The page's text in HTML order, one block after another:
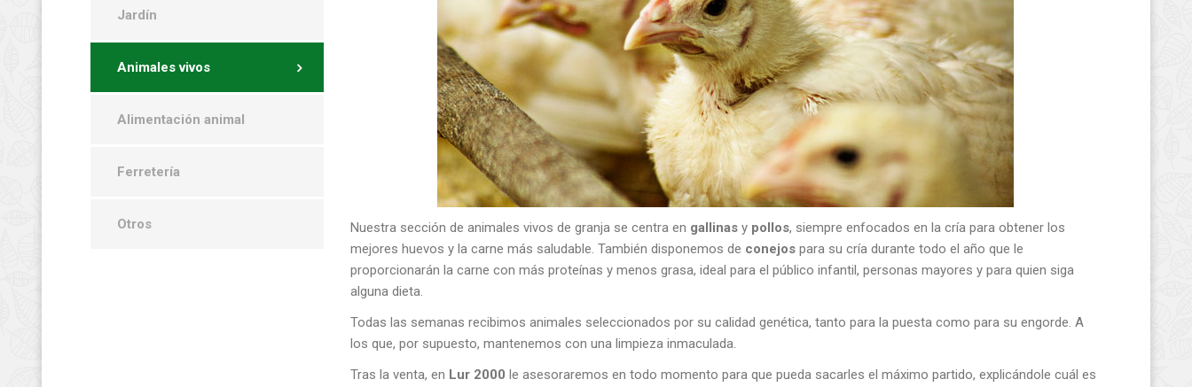
Nuestra sección de animales vivos de granja se centra en gallinasy pollos, siempre enfocados en la cría para obtener los
mejores huevos y la carne más saludable. También disponemos de conejospara su cría durante todo el año que le
proporcionarán la carne con más proteínas y menos grasa, ideal para el público infantil, personas mayores y para quien siga
alguna dieta.
Todas las semanas recibimos animales seleccionados por su calidad genética, tanto para la puesta como para su engorde. A
los que, por supuesto, mantenemos con una limpieza inmaculada.
Tras la venta, en Lur 2000 le asesoraremos en todo momento para que pueda sacarles el máximo partido, explicándole cuál es
Jardín
Animales vivos
Alimentación animal
Ferretería
Otros